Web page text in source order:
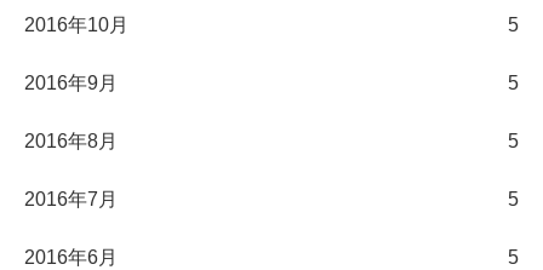
2016年10月 5
2016年9月 5
2016年8月 5
2016年7月 5
2016年6月 5